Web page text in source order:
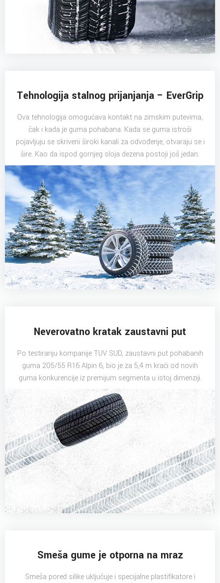
Tehnologija stalnog prijanjanja – EverGrip
Ova tehnologija omogućava kontakt na zimskim putevima,
čak i kada je guma pohabana. Kada se guma istroši
pojavljuju se skriveni široki kanali za odvođenje, otvaraju se i
šire. Kao da ispod gornjeg sloja dezena postoji još jedan.
Neverovatno kratak zaustavni put
Po testiranju kompanije TUV SUD, zaustavni put pohabanih
guma 205/55 R16 Alpin 6, bio je za 5,4 m kraći od novih
guma konkurencije iz premijum segmenta u istoj dimenziji.
Smeša gume je otporna na mraz
Smeša pored silike uključuje i specijalne plastifikatore i